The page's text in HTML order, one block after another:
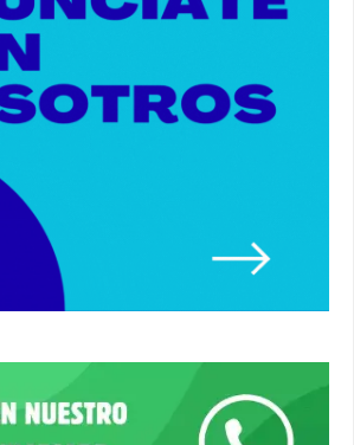
iluminación del Parque Oromana.
#luz #iluminacion
de Medio Ambiente para el CEIP San
#alcaladeguadaira #premios #colegio
de caballos. #alcaladeguadaira #ferias
ha golpeado a otro en el recinto
#accidente #alcaladeguadaira #ferias